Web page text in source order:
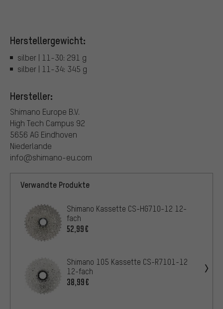
Herstellergewicht:
silber | 11-30: 291 g
silber | 11-34: 345 g
Hersteller:
Shimano Europe B.V.
High Tech Campus 92
5656 AG Eindhoven
Niederlande
info@shimano-eu.com
Verwandte Produkte
Shimano Kassette CS-HG710-12 12-
fach
52,99€
Shimano 105 Kassette CS-R7101-12
12-fach
38,99€